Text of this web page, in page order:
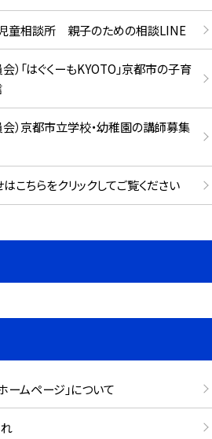
児童相談所 親子のための相談LINE
）「はぐくーもKYOTO」京都市の子育
）京都市立学校・幼稚園の講師募集
こちらをクリックしてご覧ください
ムページ」について